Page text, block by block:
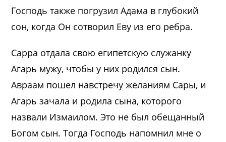
Господь также погрузил Адама в глубокий
сон, когда Он сотворил Еву из его ребра.
Сарра отдала свою египетскую служанку
Агарь мужу, чтобы у них родился сын.
Авраам пошел навстречу желаниям Сары, и
Агарь зачала и родила сына, которого
назвали Измаилом. Это не был обещанный
Богом сын. Тогда Господь напомнил мне о